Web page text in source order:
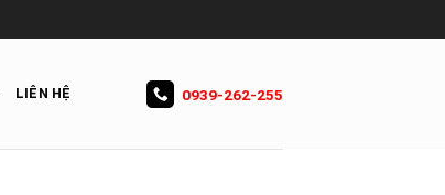
LIÊN HỆ 0939-262-255